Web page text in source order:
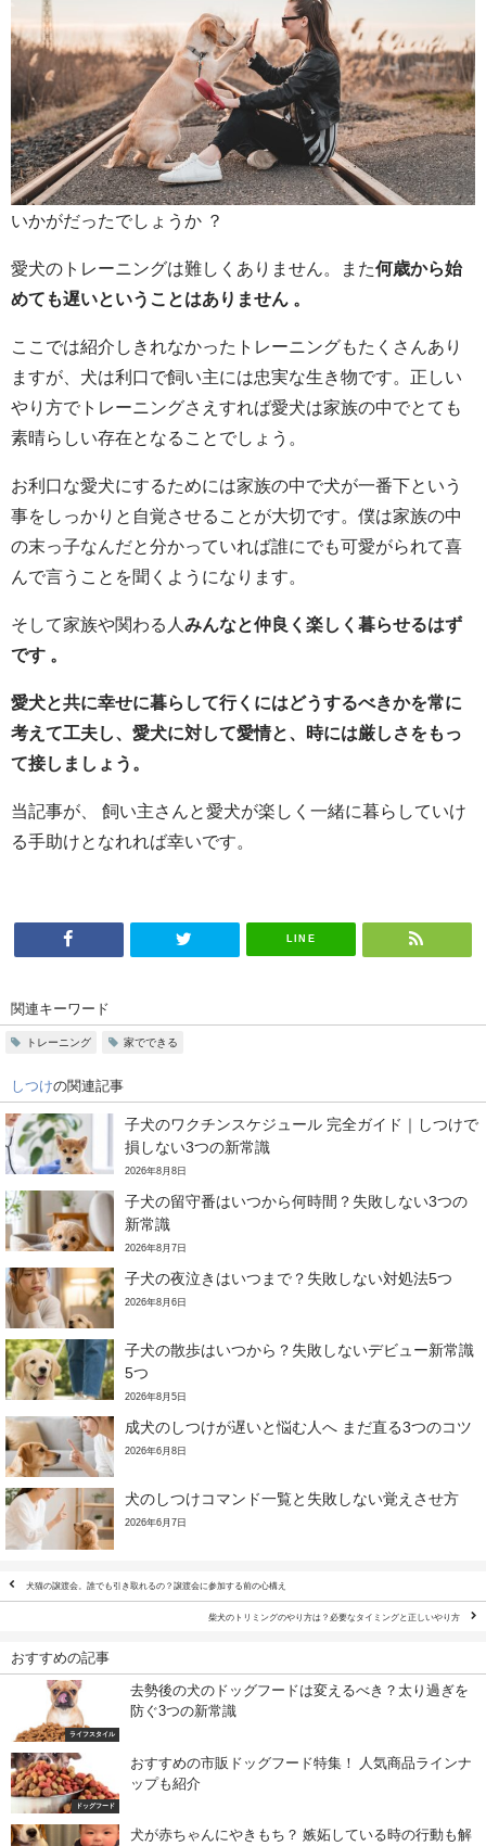
いかがだったでしょうか ？
愛犬のトレーニングは難しくありません。また何歳から始
めても遅いということはありません 。
ここでは紹介しきれなかったトレーニングもたくさんあり
ますが、犬は利口で飼い主には忠実な生き物です。正しい
やり方でトレーニングさえすれば愛犬は家族の中でとても
素晴らしい存在となることでしょう。
お利口な愛犬にするためには家族の中で犬が一番下という
事をしっかりと自覚させることが大切です。僕は家族の中
の末っ子なんだと分かっていれば誰にでも可愛がられて喜
んで言うことを聞くようになります。
そして家族や関わる人 みんなと仲良く楽しく暮らせるはず
です 。
愛犬と共に幸せに暮らして行くにはどうするべきかを常に
考えて工夫し、愛犬に対して愛情と、時には厳しさをもっ
て接しましょう。
当記事が、 飼い主さんと愛犬が楽しく一緒に暮らしていけ
る手助けとなれれば幸いです。
LINE
関連キーワード
トレーニング 家でできる
しつけの関連記事
子犬のワクチンスケジュール 完全ガイド｜しつけで
損しない3つの新常識
2026年8月8日
子犬の留守番はいつから何時間？失敗しない3つの
新常識
2026年8月7日
子犬の夜泣きはいつまで？失敗しない対処法5つ
2026年8月6日
子犬の散歩はいつから？失敗しないデビュー新常識
5つ
2026年8月5日
成犬のしつけが遅いと悩む人へ まだ直る3つのコツ
2026年6月8日
犬のしつけコマンド一覧と失敗しない覚えさせ方
2026年6月7日
犬猫の譲渡会。誰でも引き取れるの？譲渡会に参加する前の心構え
柴犬のトリミングのやり方は？必要なタイミングと正しいやり方
おすすめの記事
ライフスタイル
去勢後の犬のドッグフードは変えるべき？太り過ぎを
防ぐ3つの新常識
ドッグフード
おすすめの市販ドッグフード特集！ 人気商品ラインナ
ップも紹介
犬が赤ちゃんにやきもち？ 嫉妬している時の行動も解